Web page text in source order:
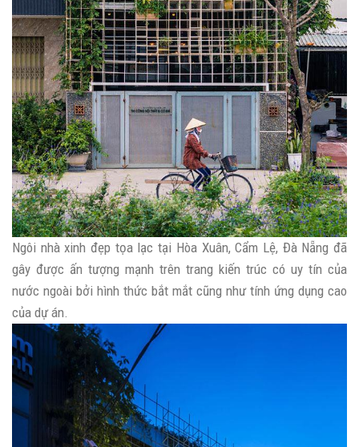
Ngôi nhà xinh đẹp tọa lạc tại Hòa Xuân, Cẩm Lệ, Đà Nẵng đã
gây được ấn tượng mạnh trên trang kiến trúc có uy tín của
nước ngoài bởi hình thức bắt mắt cũng như tính ứng dụng cao
của dự án.